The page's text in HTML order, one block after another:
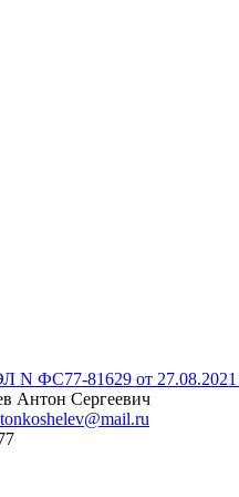
ФС77-81629 от
Антон Сергеевич